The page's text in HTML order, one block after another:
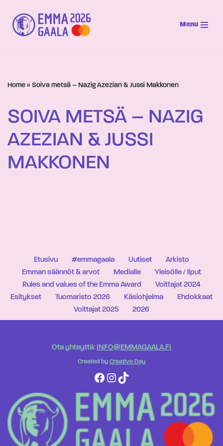
Siirry
suoraan
Menu
Home » Soiva metsä – Nazig Azezian & Jussi Makkonen
SOIVA METSÄ – NAZIG
AZEZIAN & JUSSI
MAKKONEN
Etusivu #emmagaala Uutiset
Arkisto
Emman säännöt & arvot
Medialle
Yleisölle / liput
Rules and values of the Emma Award
Voittajat 2024
Esitykset
Tuomaristo 2026 Käsiohjelma
Ehdokkaat
Voittajat 2025
2026
Ota yhteyttä: INFO@EMMAGAALA.FI
Created by Creative Day